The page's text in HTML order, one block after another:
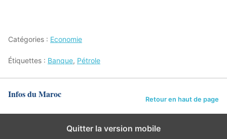
Catégories : Economie
Étiquettes : Banque, Pétrole
Infos du Maroc Retour en haut de page
Quitter la version mobile